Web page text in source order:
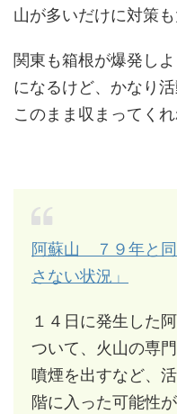
山が多いだけに対策も
関東も箱根が爆発し
になるけど、かなり
このまま収まってくれ
阿蘇山 ７９年と
さない状況」
１４日に発生した
ついて、火山の専
噴煙を出すなど、
階に入った可能性